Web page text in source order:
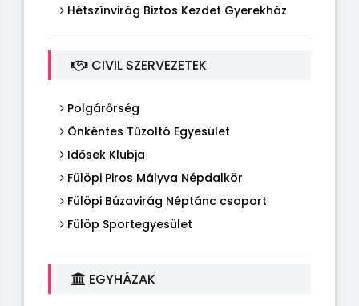
Hétszínvirág Biztos Kezdet Gyerekház
CIVIL SZERVEZETEK
Polgárőrség
Önkéntes Tűzoltó Egyesület
Idősek Klubja
Fülöpi Piros Mályva Népdalkör
Fülöpi Búzavirág Néptánc csoport
Fülöp Sportegyesület
EGYHÁZAK